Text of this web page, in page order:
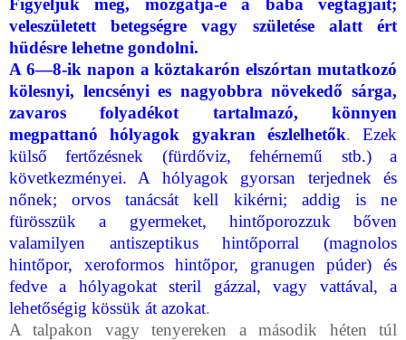
Figyeljük meg, mozgatja-e a baba végtagjait;
veleszületett betegségre vagy születése alatt ért
hüdésre lehetne gondolni.
A 6—8-ik napon a köztakarón elszórtan mutatkozó
kölesnyi, lencsényi es nagyobbra növekedő sárga,
zavaros folyadékot tartalmazó, könnyen
megpattanó hólyagok gyakran észlelhetők. Ezek
külső fertőzésnek (fürdőviz, fehérnemű stb.) a
következményei. A hólyagok gyorsan ter­jednek és
nőnek; orvos tanácsát kell kikérni; addig is ne
fürösszük a gyer­meket, hintőporozzuk bőven
valamilyen antiszeptikus hintőporral (magnolos
hintőpor, xeroformos hintőpor, granugen púder) és
fedve a hólyagokat steril gázzal, vagy vattával, a
lehetőségig kössük át azokat.
A talpakon vagy tenyereken a második héten túl